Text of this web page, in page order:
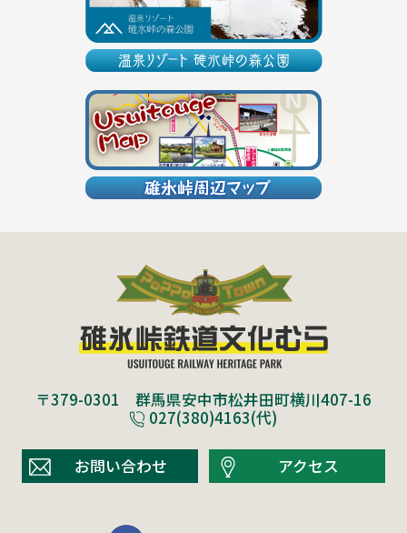
〒379-0301 群馬県安中市松井田町横川407-16
027(380)4163(代)
お問い合わせ アクセス